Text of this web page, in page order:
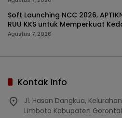
Soft Launching NCC 2026,
RUU KKS untuk Memperkuat
Indonesia
Agustus 7, 2026
Kontak Info
Jl. Hasan Dangkua,
Limboto Kabupaten